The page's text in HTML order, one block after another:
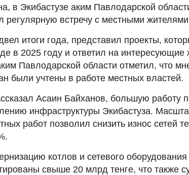
в Экибастузе аким Павлодарской
регулярную встречу с местными
итоги года, представил проекты,
в 2025 году и ответил на
Павлодарской области отметил, что
были учтены в работе местных властей.
Асаин Байханов, большую работу
инфраструктуры Экибастуза.
работ позволил снизить износ сетей
котлов и сетевого
свыше 20 млрд тенге, что также